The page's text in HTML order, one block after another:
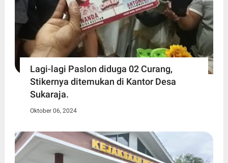
Lagi-lagi Paslon diduga 02 Curang,
Stikernya ditemukan di Kantor Desa
Sukaraja.
Oktober 06, 2024